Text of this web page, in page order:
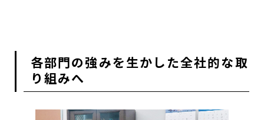
各部門の強みを生かした全社的な取
り組みへ